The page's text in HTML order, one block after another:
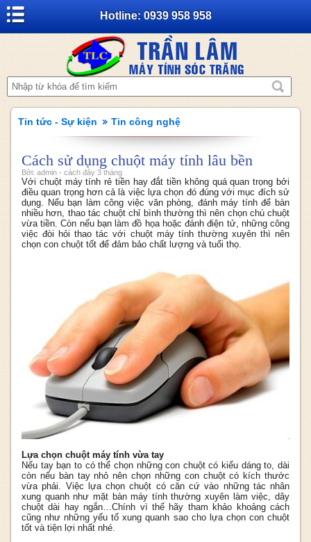
Hotline: 0939 958 958
Tin tức - Sự kiện Tin công nghệ
Cách sử dụng chuột máy tính lâu bền
Bởi: admin - cách đây 3 tháng
Với chuột máy tính rẻ tiền hay đắt tiền không quá quan trọng bởi
điều quan trọng hơn cả là việc lựa chọn đó đúng với mục đích sử
dụng. Nếu bạn làm công việc văn phòng, đánh máy tính để bàn
nhiều hơn, thao tác chuột chỉ bình thường thì nên chọn chú chuột
vừa tiền. Còn nếu bạn làm đồ họa hoặc đánh điện tử, những công
việc đòi hỏi thao tác với chuột máy tính thường xuyên thì nên
chọn con chuột tốt để đảm bảo chất lượng và tuổi thọ.
Lựa chọn chuột máy tính vừa tay
Nếu tay bạn to có thể chọn những con chuột có kiểu dáng to, dài
còn nếu bàn tay nhỏ nên chọn những con chuột có kích thước
vừa phải. Việc lựa chọn chuột có căn cứ vào những tác nhân
xung quanh như mặt bàn máy tính thường xuyên làm việc, dây
chuột dài hay ngắn…Chính vì thế hãy tham khảo khoảng cách
cũng như những yếu tố xung quanh sao cho lựa chọn con chuột
tốt và tiện lợi nhất nhé.